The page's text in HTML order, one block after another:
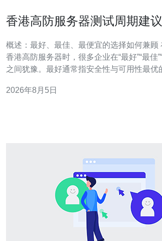
香港高防服务器测试周期建
概述：最好、最佳、最便宜的选择如何兼顾
香港高防服务器时，很多企业在“最好”“最佳
之间犹豫。最好通常指安全性与可用性最优
安全的平衡（如香港本地带宽优势结合托管
2026年8月5日